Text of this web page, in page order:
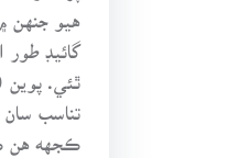
هيو
گائيڊ
تناسب
ڪجهه هن